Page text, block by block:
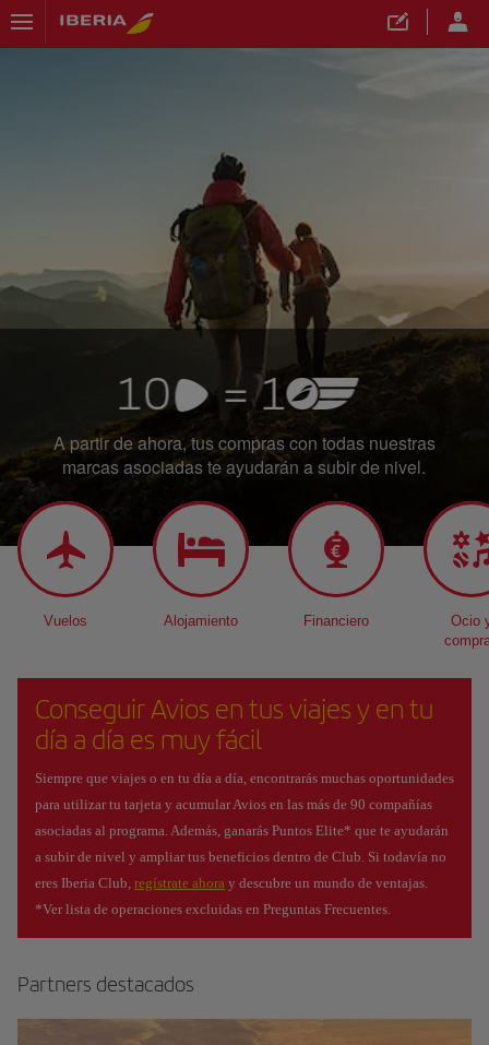
A partir de ahora, tus compras con todas nuestras
marcas asociadas te ayudarán a subir de nivel.
Vuelos Alojamiento Financiero
Ocio
Conseguir Avios en tus viajes y en tu
día a día es muy fácil
Siempre que viajes o en tu día a día, encontrarás muchas oportunidades
para utilizar tu tarjeta y acumular Avios en las más de 90 compañías
asociadas al programa. Además, ganarás Puntos Elite* que te ayudarán
a subir de nivel y ampliar tus beneficios dentro de Club. Si todavía no
eres Iberia Club, regístrate ahora y descubre un mundo de ventajas.
*Ver lista de operaciones excluidas en Preguntas Frecuentes.
Partners destacados